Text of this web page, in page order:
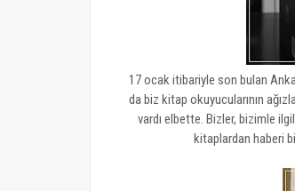
17 ocak itibariyle son bulan
da biz kitap okuyucularının
vardı elbette. Bizler, bizimle
kitaplardan haberi